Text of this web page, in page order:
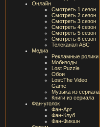
Онлайн
Смотреть 1 сезон
Смотреть 2 сезон
Смотреть 3 сезон
Смотреть 4 сезон
Смотреть 5 сезон
Смотреть 6 сезон
Телеканал ABC
Медиа
Рекламные ролики
Мобизоды
Lost Puzzle
Обои
Lost:The Video
Game
Музыка из сериала
Книги из сериала
Фан-уголок
Фан-Арт
Фан-Клуб
Фан-Фикшн